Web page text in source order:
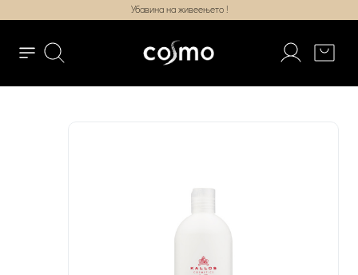
Убавина на живеењето !